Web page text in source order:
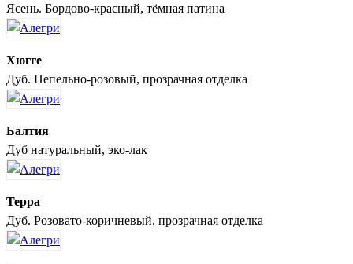
Ясень. Бордово-красный, тёмная патина
Хюгге
Дуб. Пепельно-розовый, прозрачная отделка
Балтия
Дуб натуральный, эко-лак
Терра
Дуб. Розовато-коричневый, прозрачная отделка